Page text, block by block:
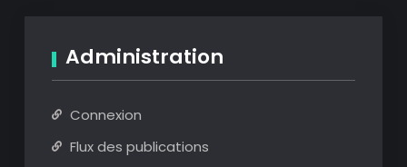
Administration
Connexion
Flux des publications